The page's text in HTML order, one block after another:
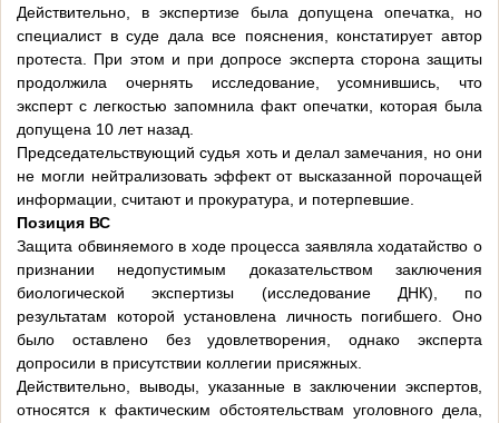
Действительно, в экспертизе была допущена опечатка, но
специалист в суде дала все пояснения, констатирует автор
протеста. При этом и при допросе эксперта сторона защиты
продолжила очернять исследование, усомнившись, что
эксперт с легкостью запомнила факт опечатки, которая была
допущена 10 лет назад.
Председательствующий судья хоть и делал замечания, но они
не могли нейтрализовать эффект от высказанной порочащей
информации, считают и прокуратура, и потерпевшие.
Позиция ВС
Защита обвиняемого в ходе процесса заявляла ходатайство о
признании недопустимым доказательством заключения
биологической экспертизы (исследование ДНК), по
результатам которой установлена личность погибшего. Оно
было оставлено без удовлетворения, однако эксперта
допросили в присутствии коллегии присяжных.
Действительно, выводы, указанные в заключении экспертов,
относятся к фактическим обстоятельствам уголовного дела,